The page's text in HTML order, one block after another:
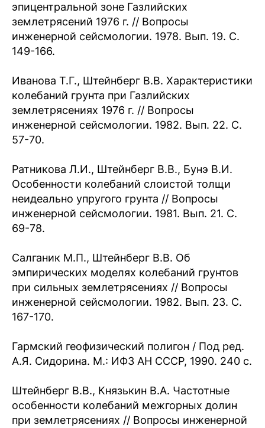
эпицентральной зоне Газлийских
землетрясений 1976 г. // Вопросы
инженерной сейсмологии. 1978. Вып. 19. С.
149-166.
Иванова Т.Г., Штейнберг В.В. Характеристики
колебаний грунта при Газлийских
землетрясениях 1976 г. // Вопросы
инженерной сейсмологии. 1982. Вып. 22. С.
57-70.
Ратникова Л.И., Штейнберг В.В., Бунэ В.И.
Особенности колебаний слоистой толщи
неидеально упругого грунта // Вопросы
инженерной сейсмологии. 1981. Вып. 21. С.
69-78.
Салганик М.П., Штейнберг В.В. Об
эмпирических моделях колебаний грунтов
при сильных землетрясениях // Вопросы
инженерной сейсмологии. 1982. Вып. 23. С.
167-170.
Гармский геофизический полигон / Под ред.
А.Я. Сидорина. М.: ИФЗ АН СССР, 1990. 240 с.
Штейнберг В.В., Князькин В.А. Частотные
особенности колебаний межгорных долин
при землетрясениях // Вопросы инженерной